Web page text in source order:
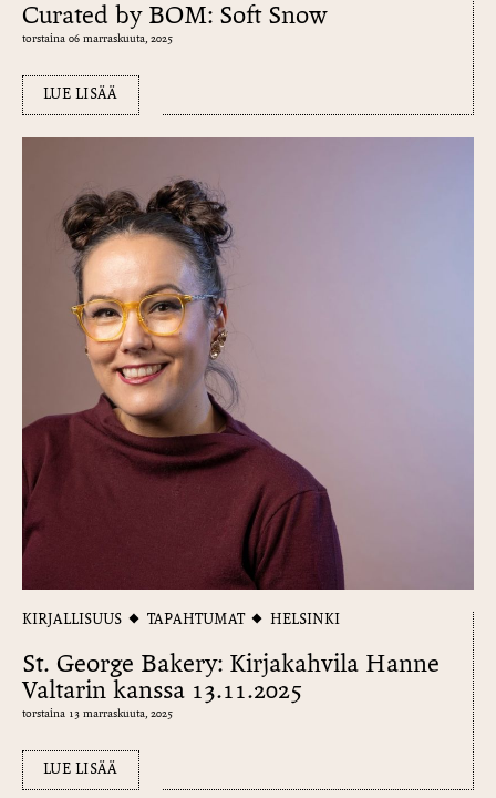
Curated by BOM: Soft Snow
torstaina 06 marraskuuta, 2025
LUE LISÄÄ
KIRJALLISUUS TAPAHTUMAT HELSINKI
St. George Bakery: Kirjakahvila Hanne
Valtarin kanssa 13.11.2025
torstaina 13 marraskuuta, 2025
LUE LISÄÄ